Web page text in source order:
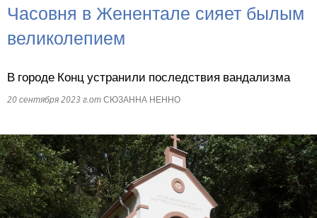
RU
Часовня в Женентале сияет былым
великолепием
В городе Конц устранили последствия вандализма
20 сентября 2023 г.отСЮЗАННА НЕННО